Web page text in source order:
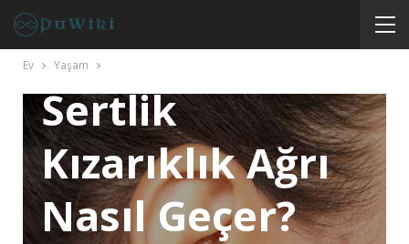
Ev Yaşam
Memesinde
Sertlik
Kızarıklık Ağrı
Nasıl Geçer?